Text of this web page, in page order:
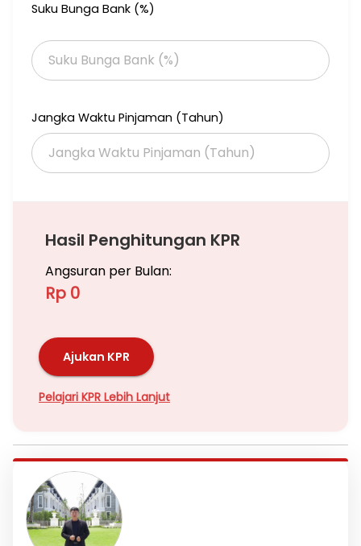
Suku Bunga Bank (%)
Jangka Waktu Pinjaman (Tahun)
Hasil Penghitungan KPR
Angsuran per Bulan:
Rp 0
Ajukan KPR
Pelajari KPR Lebih Lanjut